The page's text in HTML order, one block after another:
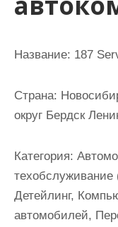
Название: 187
Страна:
округ Бердск
Категория:
Детейлинг,
автомобилей,